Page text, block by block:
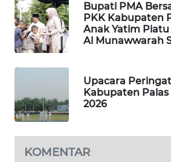
Bupati PMA
PKK Kabupaten
Anak Yatim
Al Munawwarah
Upacara
Kabupaten Palas
2026
KOMENTAR
FISUELRI
ID
ENERGI
CILEUNGSI
NEWS
BERKAT